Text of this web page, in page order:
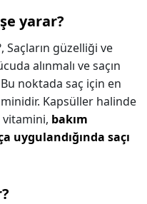
yarar?
Saçların güzelliği ve
alınmalı ve saçın
noktada saç için en
Kapsüller halinde
vitamini, bakım
uygulandığında saçı